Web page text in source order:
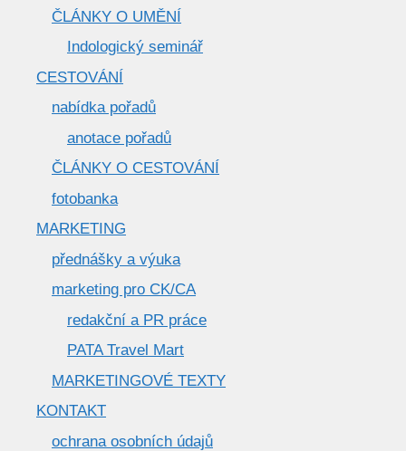
ČLÁNKY O UMĚNÍ
Indologický seminář
CESTOVÁNÍ
nabídka pořadů
anotace pořadů
ČLÁNKY O CESTOVÁNÍ
fotobanka
MARKETING
přednášky a výuka
marketing pro CK/CA
redakční a PR práce
PATA Travel Mart
MARKETINGOVÉ TEXTY
KONTAKT
ochrana osobních údajů